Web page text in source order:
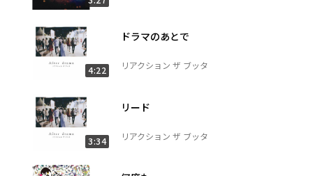
4:22
ドラマのあとで
リアクション ザ ブッタ
3:34
リード
リアクション ザ ブッタ